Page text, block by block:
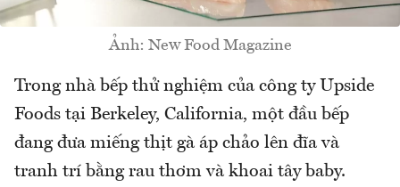
Ảnh: New Food Magazine
Trong nhà bếp thử nghiệm của công ty Upside
Foods tại Berkeley, California, một đầu bếp
đang đưa miếng thịt gà áp chảo lên đĩa và
tranh trí bằng rau thơm và khoai tây baby.